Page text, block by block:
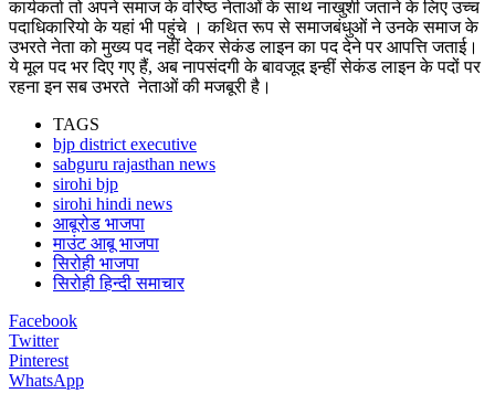
कार्यकर्ता तो अपने समाज के वरिष्ठ नेताओं के साथ नाखुशी जताने के लिए उच्च
पदाधिकारियो के यहां भी पहुंचे । कथित रूप से समाजबंधुओं ने उनके समाज के
उभरते नेता को मुख्य पद नहीं देकर सेकंड लाइन का पद देने पर आपत्ति जताई।
ये मूल पद भर दिए गए हैं, अब नापसंदगी के बावजूद इन्हीं सेकंड लाइन के पदों पर
रहना इन सब उभरते नेताओं की मजबूरी है।
TAGS
bjp district executive
sabguru rajasthan news
sirohi bjp
sirohi hindi news
आबूरोड भाजपा
माउंट आबू भाजपा
सिरोही भाजपा
सिरोही हिन्दी समाचार
Facebook
Twitter
Pinterest
WhatsApp